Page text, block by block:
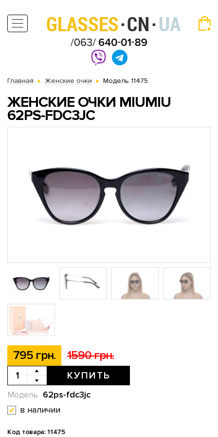
Главная Женские очки Модель 11475
ЖЕНСКИЕ ОЧКИ MIUMIU
62PS-FDC3JC
795 грн. 1590 грн.
КУПИТЬ
62ps-fdc3jc
Модель
в наличии
Код товара: 11475